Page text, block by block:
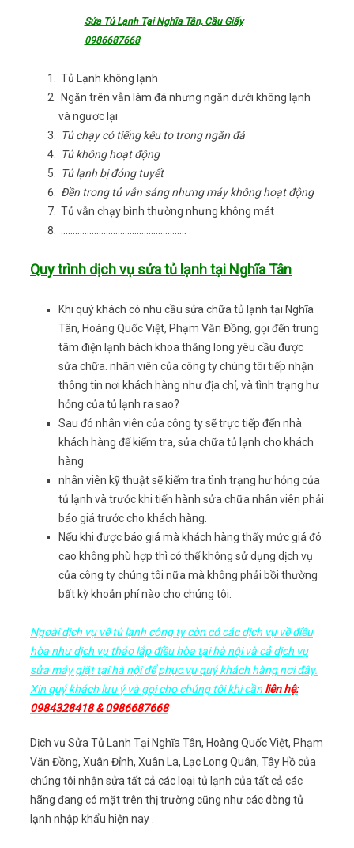
Sửa Tủ Lạnh Tại Nghĩa Tân, Cầu Giấy
0986687668
Tủ Lạnh không lạnh
Ngăn trên vẫn làm đá nhưng ngăn dưới không lạnh
và ngươc lại
Tủ chạy có tiếng kêu to trong ngăn đá
Tủ không hoạt động
Tủ lạnh bị đóng tuyết
Đền trong tủ vẫn sáng nhưng máy không hoạt động
Tủ vẫn chạy bình thường nhưng không mát
Quy trình dịch vụ sửa tủ lạnh tại Nghĩa Tân
Khi quý khách có nhu cầu sửa chữa tủ lạnh tại Nghĩa
Tân, Hoàng Quốc Việt, Phạm Văn Đồng, gọi đến trung
tâm điện lạnh bách khoa thăng long yêu cầu được
sửa chữa. nhân viên của công ty chúng tôi tiếp nhận
thông tin nơi khách hàng như địa chỉ, và tình trạng hư
hỏng của tủ lạnh ra sao?
Sau đó nhân viên của công ty sẽ trực tiếp đến nhà
khách hàng để kiểm tra, sửa chữa tủ lạnh cho khách
hàng
nhân viên kỹ thuật sẽ kiểm tra tình trạng hư hỏng của
tủ lạnh và trước khi tiến hành sửa chữa nhân viên phải
báo giá trước cho khách hàng.
Nếu khi được báo giá mà khách hàng thấy mức giá đó
cao không phù hợp thì có thể không sử dụng dịch vụ
của công ty chúng tôi nữa mà không phải bồi thường
bất kỳ khoản phí nào cho chúng tôi.
Ngoài dịch vụ về tủ lạnh công ty còn có các dịch vụ về điều
hòa như dịch vụ tháo lắp điều hòa tại hà nội và cả dịch vụ
sửa máy giặt tại hà nội để phục vụ quý khách hàng nơi đây.
Xin quý khách lưu ý và gọi cho chúng tôi khi cần liên hệ:
0984328418 & 0986687668
Dịch vụ Sửa Tủ Lạnh Tại Nghĩa Tân, Hoàng Quốc Việt, Phạm
Văn Đồng, Xuân Đỉnh, Xuân La, Lạc Long Quân, Tây Hồ của
chúng tôi nhận sửa tất cả các loại tủ lạnh của tất cả các
hãng đang có mặt trên thị trường cũng như các dòng tủ
lạnh nhập khẩu hiện nay .